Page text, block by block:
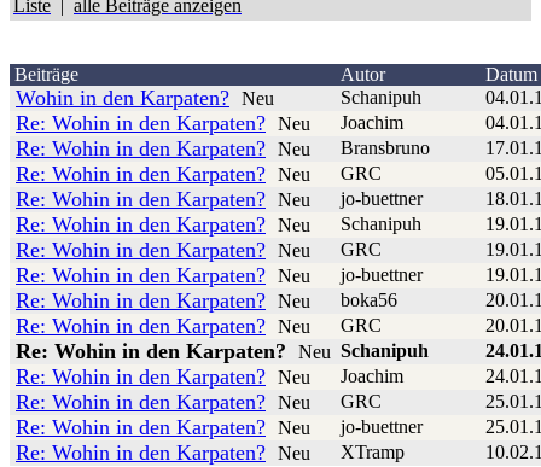
Liste | alle Beiträge anzeigen
Beiträge Autor Datum
Wohin in den Karpaten? Neu Schanipuh
Re: Wohin in den Karpaten? Neu Joachim
Re: Wohin in den Karpaten? Neu Bransbruno
Re: Wohin in den Karpaten? Neu GRC
Re: Wohin in den Karpaten? Neu jo-buettner
Re: Wohin in den Karpaten? Neu Schanipuh
Re: Wohin in den Karpaten? Neu GRC
Re: Wohin in den Karpaten? Neu jo-buettner
Re: Wohin in den Karpaten? Neu boka56
Re: Wohin in den Karpaten? Neu GRC
Re: Wohin in den Karpaten? Neu Schanipuh
Re: Wohin in den Karpaten? Neu Joachim
Re: Wohin in den Karpaten? Neu GRC
Re: Wohin in den Karpaten? Neu jo-buettner
Re: Wohin in den Karpaten? Neu XTramp